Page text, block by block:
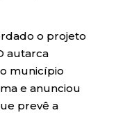
o projeto
autarca
município
e anunciou
prevê a